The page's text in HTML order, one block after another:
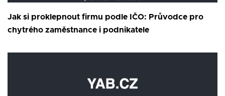
Jak si proklepnout firmu podle IČO: Průvodce pro
chytrého zaměstnance i podnikatele